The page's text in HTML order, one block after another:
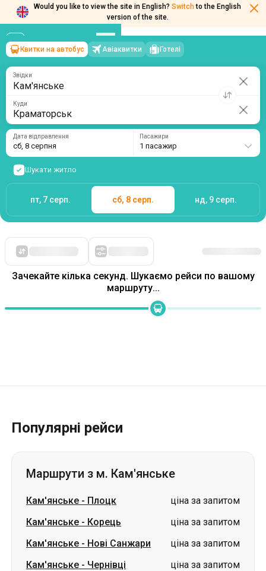
Would you like to view the site in English? Switch to the English
version of the site.
Кам'янське Краматорськ
Квитки на автобус Авіаквитки Готелі
Куди
Дата відправлення
сб, 8 серпня
Шукати житло
Зачекайте кілька секунд. Шукаємо рейси по вашому
маршруту...
Популярні рейси
Маршрути з м. Кам'янське
Кам'янське - Плоцк
ціна за запитом
Кам'янське - Корець
ціна за запитом
Кам'янське - Нові Санжари
ціна за запитом
Кам'янське - Чернівці
ціна за запитом